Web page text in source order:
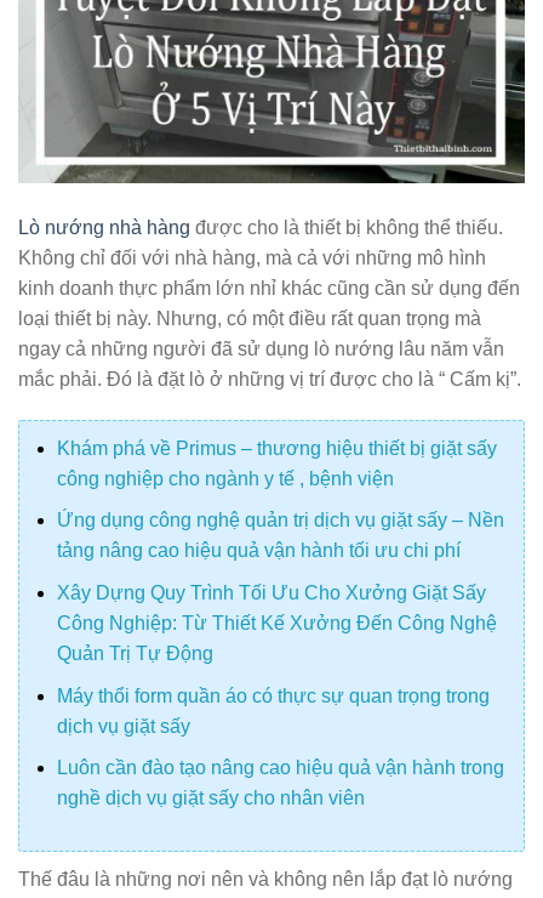
Lò nướng nhà hàng được cho là thiết bị không thể thiếu.
Không chỉ đối với nhà hàng, mà cả với những mô hình
kinh doanh thực phẩm lớn nhỉ khác cũng cần sử dụng đến
loại thiết bị này. Nhưng, có một điều rất quan trọng mà
ngay cả những người đã sử dụng lò nướng lâu năm vẫn
mắc phải. Đó là đặt lò ở những vị trí được cho là “ Cấm kị”.
Khám phá về Primus – thương hiệu thiết bị giặt sấy
công nghiệp cho ngành y tế , bệnh viện
Ứng dụng công nghệ quản trị dịch vụ giặt sấy – Nền
tảng nâng cao hiệu quả vận hành tối ưu chi phí
Xây Dựng Quy Trình Tối Ưu Cho Xưởng Giặt Sấy
Công Nghiệp: Từ Thiết Kế Xưởng Đến Công Nghệ
Quản Trị Tự Động
Máy thổi form quần áo có thực sự quan trọng trong
dịch vụ giặt sấy
Luôn cần đào tạo nâng cao hiệu quả vận hành trong
nghề dịch vụ giặt sấy cho nhân viên
Thế đâu là những nơi nên và không nên lắp đạt lò nướng